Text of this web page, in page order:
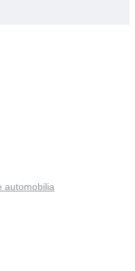
automobilia